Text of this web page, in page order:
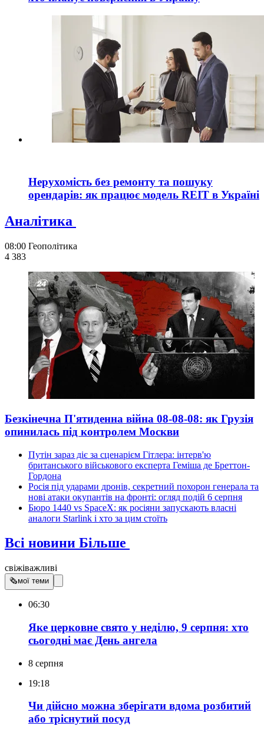
Нерухомість без ремонту та пошуку
орендарів: як працює модель REIT в Україні
Аналітика
08:00 Геополітика
4 383
Безкінечна П'ятиденна війна 08-08-08: як Грузія
опинилась під контролем Москви
Путін зараз діє за сценарієм Гітлера: інтерв'ю
британського військового експерта Геміша де Бреттон-
Гордона
Росія під ударами дронів, секретний похорон генерала та
нові атаки окупантів на фронті: огляд подій 6 серпня
Бюро 1440 vs SpaceX: як росіяни запускають власні
аналоги Starlink і хто за цим стоїть
Всі новини Більше
свіжіважливі
🗞мої теми
06:30
Яке церковне свято у неділю, 9 серпня: хто
сьогодні має День ангела
8 серпня
19:18
Чи дійсно можна зберігати вдома розбитий
або тріснутий посуд